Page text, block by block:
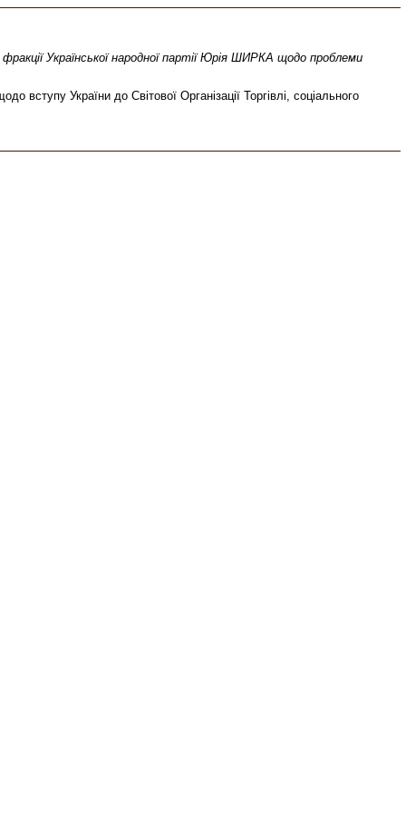
Української народної партії Юрія ШИРКА щодо проблеми
вступу України до Світової Організації Торгівлі, соціального